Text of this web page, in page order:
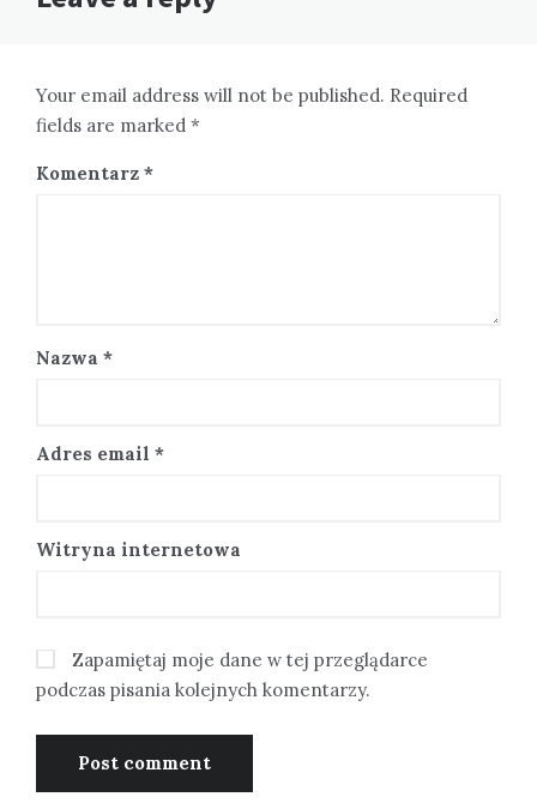
Your email address will not be published. Required
fields are marked *
Komentarz *
Nazwa *
Adres email *
Witryna internetowa
Zapamiętaj moje dane w tej przeglądarce
podczas pisania kolejnych komentarzy.